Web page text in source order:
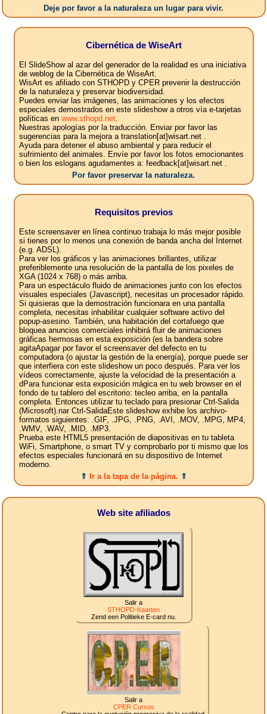
Deje por favor a la naturaleza un lugar para vivir.
Cibernética de WiseArt
El SlideShow al azar del generador de la realidad es una iniciativa
de weblog de la Cibernética de WiseArt.
WisArt es afiliado con STHOPD y CPER prevenir la destrucción
de la naturaleza y preservar biodiversidad.
Puedes enviar las imágenes, las animaciones y los efectos
especiales demostrados en este slideshow a otros vía e-tarjetas
políticas en www.sthopd.net.
Nuestras apologías por la traducción. Enviar por favor las
sugerencias para la mejora a translation[at]wisart.net .
Ayuda para detener el abuso ambiental y para reducir el
sufrimiento del animales. Envíe por favor los fotos emocionantes
o bien los eslogans agudamentes a: feedback[at]wisart.net .
Por favor preservar la naturaleza.
Requisitos previos
Este screensaver en línea continuo trabaja lo más mejor posible
si tienes por lo menos una conexión de banda ancha del Internet
(e.g. ADSL).
Para ver los gráficos y las animaciones brillantes, utilizar
preferiblemente una resolución de la pantalla de los pixeles de
XGA (1024 x 768) o más arriba.
Para un espectáculo fluido de animaciones junto con los efectos
visuales especiales (Javascript), necesitas un procesador rápido.
Si quisieras que la demostración funcionara en una pantalla
completa, necesitas inhabilitar cualquier software activo del
popup-asesino. También, una habitación del cortafuego que
bloquea anuncios comerciales inhibirá fluir de animaciones
gráficas hermosas en esta exposición (es la bandera sobre
agitaApagar por favor el screensaver del defecto en tu
computadora (o ajustar la gestión de la energía), porque puede ser
que interfiera con este slideshow un poco después. Para ver los
vídeos correctamente, ajuste la velocidad de la presentación a
dPara funcionar esta exposición mágica en tu web browser en el
fondo de tu tablero del escritorio: tecleo arriba, en la pantalla
completa. Entonces utilizar tu teclado para presionar Ctrl-Salida
(Microsoft).nar Ctrl-SalidaEste slideshow exhibe los archivo-
formatos siguientes: .GIF, .JPG, .PNG, .AVI, .MOV, .MPG, MP4,
.WMV, .WAV, .MID, .MP3.
Prueba este HTML5 presentación de diapositivas en tu tableta
WiFi, Smartphone, o smart TV y comprobarlo por ti mismo que los
efectos especiales funcionará en su dispositivo de Internet
moderno.
⇑
Ir a la tapa de la página. ⇑
Web site afiliados
Salir a
STHOPD-Kaarten
Zend een Politieke E-card nu.
Salir a
CPER Cursos